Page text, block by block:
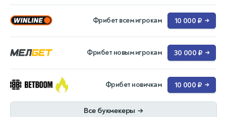
Фрибет всем игрокам 10 000 ₽ →
Фрибет новым игрокам 30 000 ₽ →
Фрибет новичкам 10 000 ₽ →
Все букмекеры →